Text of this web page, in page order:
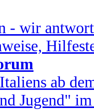
- wir
ab
Jugend"